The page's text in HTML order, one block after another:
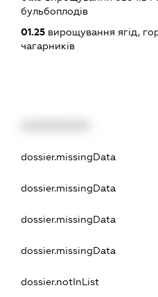
бульбоплодів
01.25вирощування ягід,
чагарників
dossier.missingData
dossier.missingData
dossier.missingData
dossier.missingData
dossier.notInList